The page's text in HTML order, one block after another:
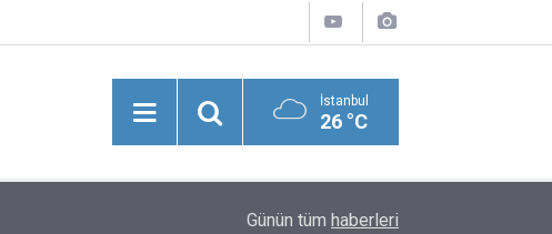
İstanbul
26 °C
'Kötü Koku' İhbarıyla Gerçek Ortaya Çıktı: İtfaiye
Günün tüm haberleri